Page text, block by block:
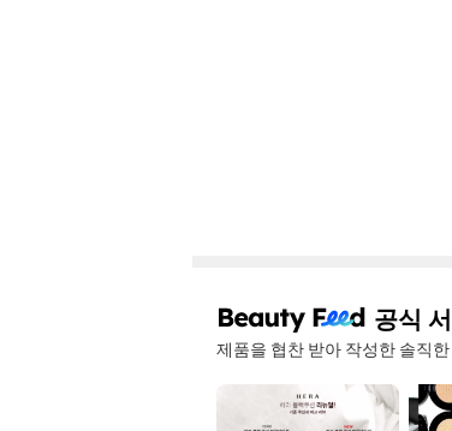
공식
제품을 협찬 받아 작성한 솔직